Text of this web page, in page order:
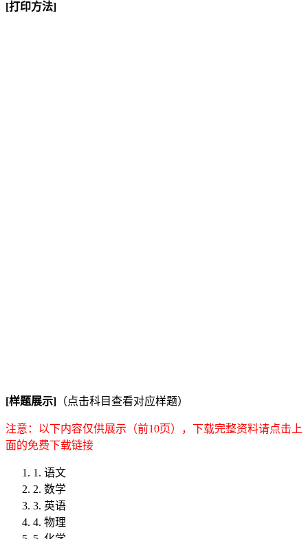
[打印方法]
[样题展示] （点击科目查看对应样题）
注意：以下内容仅供展示（前10页），下载完整资料请点击上
面的免费下载链接
1. 语文
2. 数学
3. 英语
4. 物理